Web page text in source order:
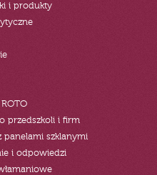
i produkty
przedszkoli i firm
panelami szklanymi
i odpowiedzi